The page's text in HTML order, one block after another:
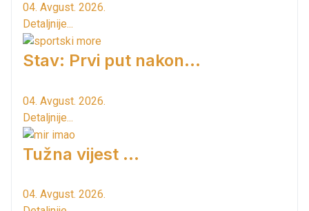
04. Avgust. 2026.
Detaljnije...
Stav: Prvi put nakon…
04. Avgust. 2026.
Detaljnije...
Tužna vijest ...
04. Avgust. 2026.